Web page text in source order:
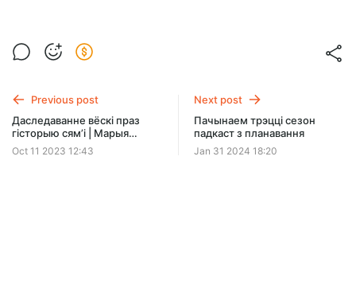
Аб чым пойдзе гаворка ў эпізодзе
падкаста #38?
UNLOCK POST
Previous post
Даследаванне вёскі праз
гісторыю сям’і | Марыя
Варахоб і Дзядзічы
Oct 11 2023 12:43
Next post
Пачынаем трэцці сезон
падкаст з планавання
Jan 31 2024 18:20